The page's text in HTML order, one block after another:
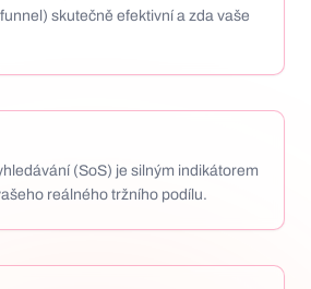
skutečně efektivní a zda vaše
(SoS) je silným indikátorem
reálného tržního podílu.